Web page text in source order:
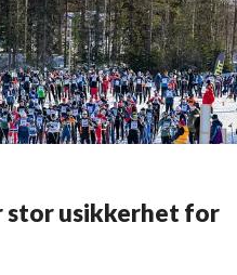
stor usikkerhet for